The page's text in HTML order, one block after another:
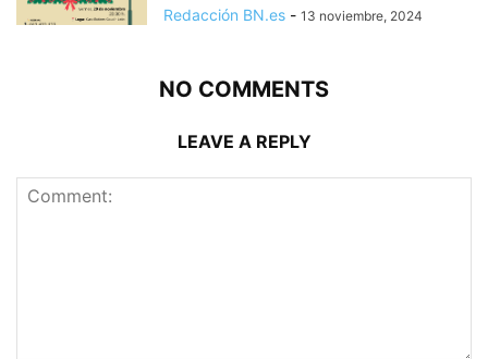
Redacción BN.es - 13 noviembre, 2024
NO COMMENTS
LEAVE A REPLY